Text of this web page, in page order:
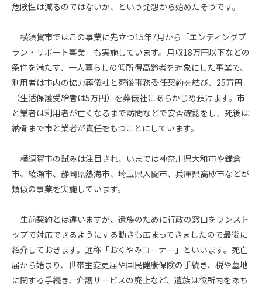
危険性は減るのではないか、という発想から始めたそうです。
横須賀市ではこの事業に先立つ15年7月から「エンディングプ
ラン・サポート事業」も実施しています。月収18万円以下などの
条件を満たす、一人暮らしの低所得高齢者を対象にした事業で、
利用者は市内の協力葬儀社と死後事務委任契約を結び、 25万円
（生活保護受給者は5万円）を葬儀社にあらかじめ預けます。市
と業者は利用者が亡くなるまで訪問などで安否確認をし、死後は
納骨まで市と業者が責任をもつことにしています。
横須賀市の試みは注目され、いまでは神奈川県大和市や鎌倉
市、綾瀬市、静岡県熱海市、埼玉県入間市、兵庫県高砂市などが
類似の事業を実施しています。
生前契約とは違いますが、遺族のために行政の窓口をワンスト
ップで対応できるようにする動きも広まってきましたので最後に
紹介しておきます。通称「おくやみコーナー」といいます。死亡
届から始まり、世帯主変更届や国民健康保険の手続き、税や墓地
に関する手続き、介護サービスの廃止など、遺族は役所内をあち